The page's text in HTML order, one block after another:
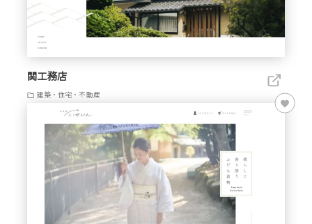
関工務店
建築・住宅・不動産